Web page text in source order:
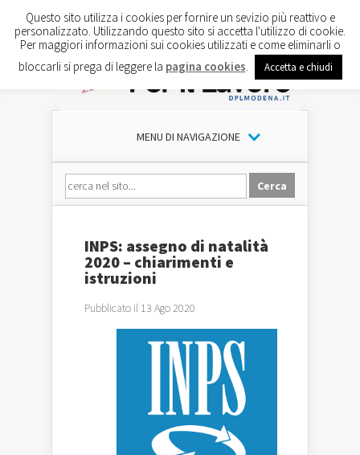
MENU DI NAVIGAZIONE
INPS: assegno di natalità
2020 – chiarimenti e
istruzioni
Pubblicato il 13 Ago 2020
Questo sito utilizza i cookies per fornire un sevizio più reattivo e
personalizzato. Utilizzando questo sito si accetta l'utilizzo di cookie.
Per maggiori informazioni sui cookies utilizzati e come eliminarli o
bloccarli si prega di leggere la pagina cookies Accetta e chiudi